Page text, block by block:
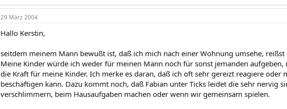
29 März 2004
Hallo Kerstin,
seitdem meinem Mann bewußt ist, daß ich mich nach einer Wohnung umsehe, reißst
Meine Kinder würde ich weder für meinen Mann noch für sonst jemanden
die Kraft für meine Kinder. Ich merke es daran, daß ich oft sehr gereizt reagiere oder
beschäftigen kann. Dazu kommt noch, daß Fabian unter Ticks leidet die sehr nervig
verschlimmern, beim Hausaufgaben machen oder wenn wir gemeinsam spielen.